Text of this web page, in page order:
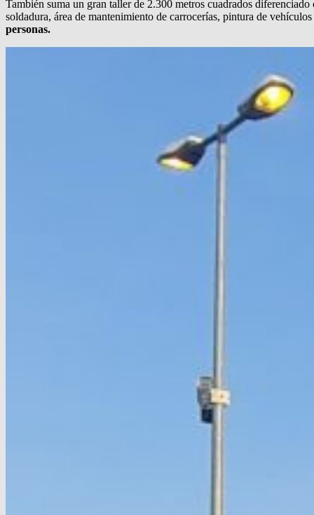
También suma un gran taller de 2.300 metros cuadrados
soldadura, área de mantenimiento de carrocerías, pintura de
personas.